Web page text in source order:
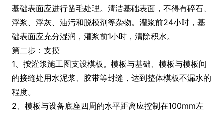
基础表面应进行凿毛处理。清洁基础表面，不得有碎石、
浮浆、浮灰、油污和脱模剂等杂物。灌浆前24小时，基
础表面应充分湿润，灌浆前1小时，清除积水。
第二步：支摸
1、按灌浆施工图支设模板。模板与基础、模板与模板间
的接缝处用水泥浆、胶带等封缝，达到整体模板不漏水的
程度。
2、模板与设备底座四周的水平距离应控制在100mm左